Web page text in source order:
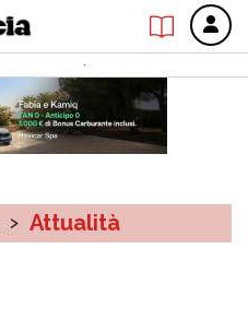
> Attualità